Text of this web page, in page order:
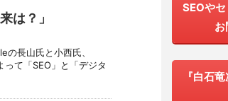
は？」
長山氏と小西氏、
て「SEO」と「デジタ
SEOや
お
『白石